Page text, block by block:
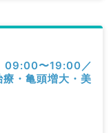
09:00〜19:00／
・亀頭増大・美